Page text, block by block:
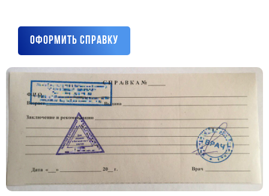
Оформить справку